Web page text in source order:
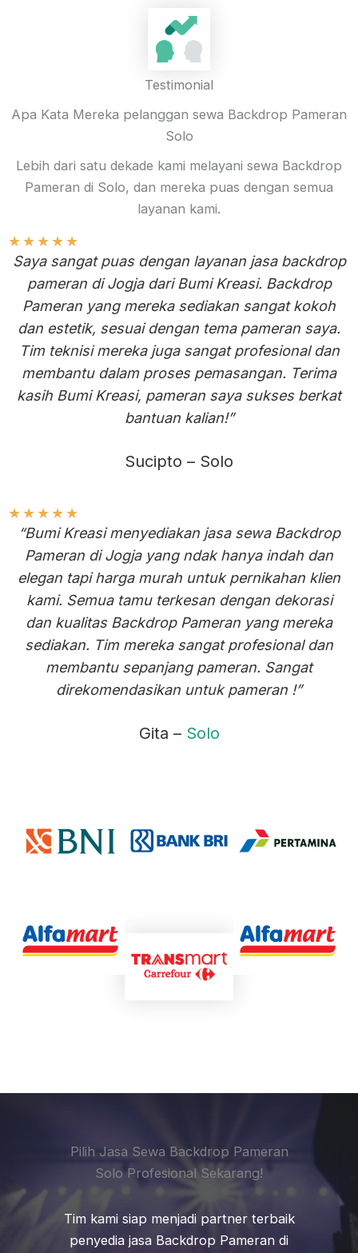
Testimonial
Apa Kata Mereka pelanggan sewa Backdrop Pameran
Solo
Lebih dari satu dekade kami melayani sewa Backdrop
Pameran di Solo, dan mereka puas dengan semua
layanan kami.
★★★★★
Saya sangat puas dengan layanan jasa backdrop
pameran di Jogja dari Bumi Kreasi. Backdrop
Pameran yang mereka sediakan sangat kokoh
dan estetik, sesuai dengan tema pameran saya.
Tim teknisi mereka juga sangat profesional dan
membantu dalam proses pemasangan. Terima
kasih Bumi Kreasi, pameran saya sukses berkat
bantuan kalian!”
Sucipto – Solo
★★★★★
“Bumi Kreasi menyediakan jasa sewa Backdrop
Pameran di Jogja yang ndak hanya indah dan
elegan tapi harga murah untuk pernikahan klien
kami. Semua tamu terkesan dengan dekorasi
dan kualitas Backdrop Pameran yang mereka
sediakan. Tim mereka sangat profesional dan
membantu sepanjang pameran. Sangat
direkomendasikan untuk pameran !”
Gita – Solo
Pilih Jasa Sewa Backdrop Pameran
Solo Profesional Sekarang!
Tim kami siap menjadi partner terbaik
penyedia jasa Backdrop Pameran di